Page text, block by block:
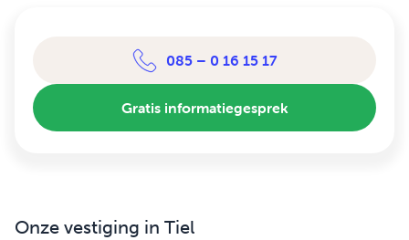
085 – 0 16 15 17
Gratis informatiegesprek
Onze vestiging in Tiel